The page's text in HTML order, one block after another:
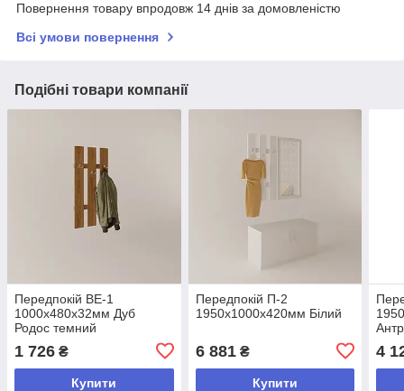
Повернення товару впродовж 14 днів за домовленістю
Всі умови повернення
Подібні товари компанії
Передпокій ВЕ-1
1000х480х32мм Дуб
Родос темний
1 726 ₴
Купити
Передпокій П-2
1950х1000х420мм Білий
6 881₴
Купити
4